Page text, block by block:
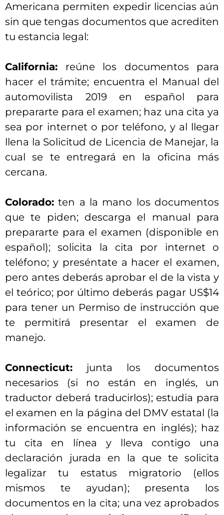
Americana permiten expedir licencias aún
sin que tengas documentos que acrediten
tu estancia legal:
California: reúne los documentos para
hacer el trámite; encuentra el Manual del
automovilista 2019 en español para
prepararte para el examen; haz una cita ya
sea por internet o por teléfono, y al llegar
llena la Solicitud de Licencia de Manejar, la
cual se te entregará en la oficina más
cercana.
Colorado: ten a la mano los documentos
que te piden; descarga el manual para
prepararte para el examen (disponible en
español); solicita la cita por internet o
teléfono; y preséntate a hacer el examen,
pero antes deberás aprobar el de la vista y
el teórico; por último deberás pagar US$14
para tener un Permiso de instrucción que
te permitirá presentar el examen de
manejo.
Connecticut: junta los documentos
necesarios (si no están en inglés, un
traductor deberá traducirlos); estudia para
el examen en la página del DMV estatal (la
información se encuentra en inglés); haz
tu cita en línea y lleva contigo una
declaración jurada en la que te solicita
legalizar tu estatus migratorio (ellos
mismos te ayudan); presenta los
documentos en la cita; una vez aprobados